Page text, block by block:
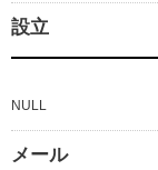
設立
NULL
メール